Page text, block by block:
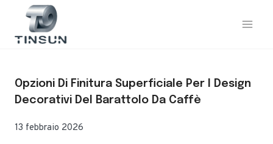
contenuto
Opzioni Di Finitura Superficiale Per I Design
Decorativi Del Barattolo Da Caffè
13 febbraio 2026